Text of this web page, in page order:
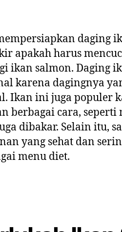
daging
apakah harus
ikan salmon. Daging
karena dagingnya
Ikan ini juga populer
berbagai cara,
dibakar. Selain itu,
yang sehat dan
menu diet.